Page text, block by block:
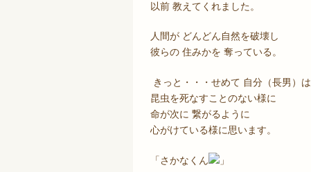
以前 教えてくれました。
人間が どんどん自然を破壊し
彼らの 住みかを 奪っている。
きっと・・・せめて 自分（長男）は
昆虫を死なすことのない様に
命が次に 繋がるように
心がけている様に思います。
「さかなくん 」